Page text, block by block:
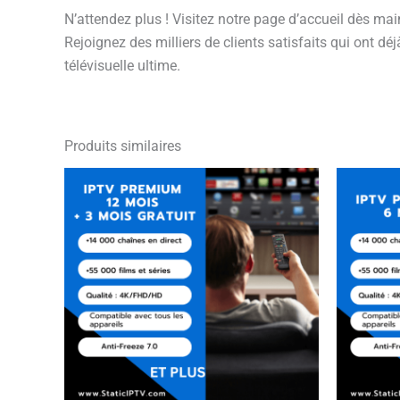
N’attendez plus ! Visitez notre page d’accueil dès
Rejoignez des milliers de clients satisfaits qui ont
télévisuelle ultime.
Produits similaires